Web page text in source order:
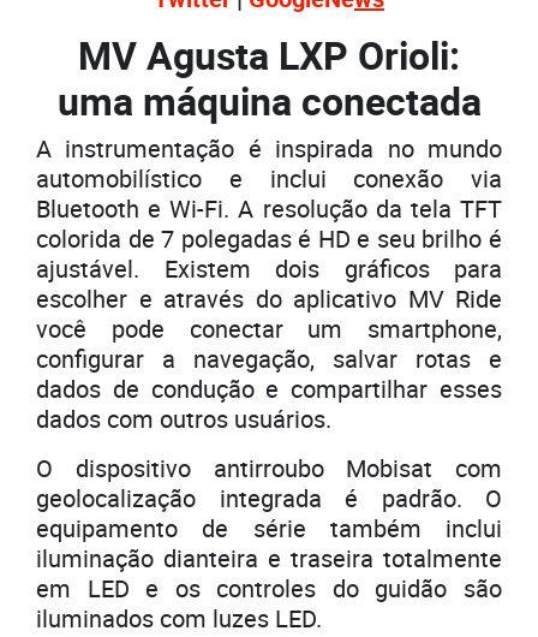
MV Agusta LXP Orioli:
uma máquina conectada
A instrumentação é inspirada no mundo
automobilístico e inclui conexão via
Bluetooth e Wi-Fi. A resolução da tela TFT
colorida de 7 polegadas é HD e seu brilho é
ajustável. Existem dois gráficos para
escolher e através do aplicativo MV Ride
você pode conectar um smartphone,
configurar a navegação, salvar rotas e
dados de condução e compartilhar esses
dados com outros usuários.
O dispositivo antirroubo Mobisat com
geolocalização integrada é padrão. O
equipamento de série também inclui
iluminação dianteira e traseira totalmente
em LED e os controles do guidão são
iluminados com luzes LED.